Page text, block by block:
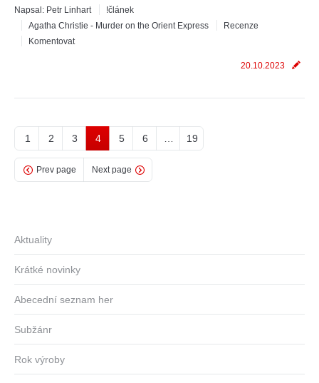
Napsal: Petr Linhart
!článek
Agatha Christie - Murder on the Orient Express
Recenze
Komentovat
20.10.2023
1 2 3 4 5 6 19
Prev page Next page
Aktuality
Krátké novinky
Abecední seznam her
Subžánr
Rok výroby